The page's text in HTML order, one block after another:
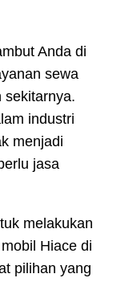
Anda di
sewa
sekitarnya.
industri
menjadi
jasa
melakukan
Hiace di
pilihan yang